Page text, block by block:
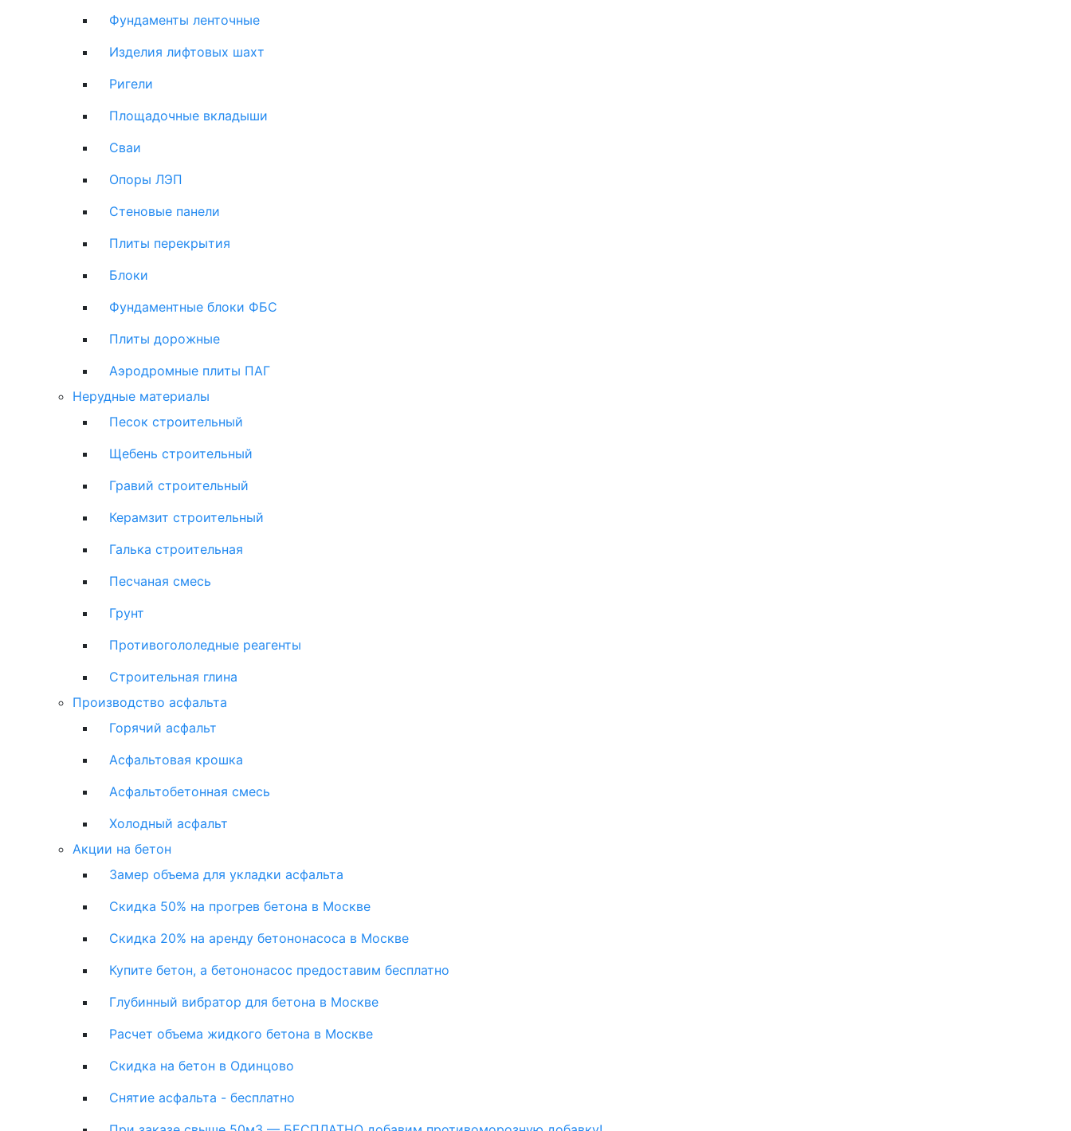
Фундаменты ленточные
Изделия лифтовых шахт
Ригели
Площадочные вкладыши
Сваи
Опоры ЛЭП
Стеновые панели
Плиты перекрытия
Блоки
Фундаментные блоки ФБС
Плиты дорожные
Аэродромные плиты ПАГ
Нерудные материалы
Песок строительный
Щебень строительный
Гравий строительный
Керамзит строительный
Галька строительная
Песчаная смесь
Грунт
Противогололедные реагенты
Строительная глина
Производство асфальта
Горячий асфальт
Асфальтовая крошка
Асфальтобетонная смесь
Холодный асфальт
Акции на бетон
Замер объема для укладки асфальта
Скидка 50% на прогрев бетона в Москве
Скидка 20% на аренду бетононасоса в Москве
Купите бетон, а бетононасос предоставим бесплатно
Глубинный вибратор для бетона в Москве
Расчет объема жидкого бетона в Москве
Скидка на бетон в Одинцово
Снятие асфальта - бесплатно